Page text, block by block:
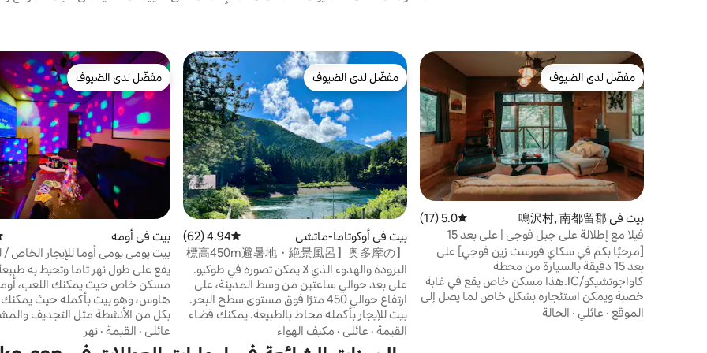
مفضّل لدى الضيوف
مفضّل لدى الضيوف
بيت في 鳴沢村, 南都留郡 متوسط التقييم 5.0 من 5، 17 مراجعات
5.0 (17)
فيلا مع إطلالة على جبل فوجي | على بعد 15
دقيقة بالسيارة من محطة كاوغوتشيكو | تتسع لـ
8 أشخاص كحد أقصى | 10 أسرّة | سكاي فورست
زين فوجي
[مرحبًا بكم في سكاي فورست زين فوجي] على
بعد 15 دقيقة بالسيارة من محطة
كاواجوتشيكو/IC.هذا مسكن خاص يقع في غابة
خصبة ويمكن استئجاره بشكل خاص لما يصل إلى
8 أشخاص. [ميزات المسكن] الميزة الأبرز هي
المزج بين "الهدوء الياباني" والأسلوب "الحديث
الموقع · عائلي · الحالة
مفضّل لدى الضيوف
مفضّل لدى الضيوف
بيت في أوكوتاما-ماتشي متوسط التقييم 4.94 من 5، 62 مراجعات
4.94 (62)
【標高450m避暑地・絶景風呂】奥多摩の
森で涼む一棟貸し宿 To-Oku Okutama
البرودة والهدوء الذي لا يمكن تصوره في طوكيو.
على بعد حوالي ساعتين من وسط المدينة، على
ارتفاع حوالي 450 مترًا فوق مستوى سطح البحر.
بيت للإيجار بأكمله محاط بالطبيعة. يمكنك قضاء
وقت هادئ ومريح في بيئة هادئة محاطة
بالغابات. في الصيف، يكون الجو أكثر برودة من
القيمة · عائلي · مكيف الهواء
مفضّل لدى الضيوف
مفضّل لدى الضيوف
بيت في أومه
بيت يومي يومي أوما للإيجار الخاص /
الماجيك، الكاريوكي، البوكر، رمي
كبير (مدينة أوما، طوكيو)
يقع على طول نهر تاما وتحيط به
مسكن خاص حيث يمكنك اللعب،
هاوس، وهو بيت بأكمله حيث يمكنك
بكل من الأنشطة مثل التجديف
لمسافات طويلة واللعب النهري
الجعة الساكي، بالإضافة إلى ما جونغ
عائلي · القيمة · نهر